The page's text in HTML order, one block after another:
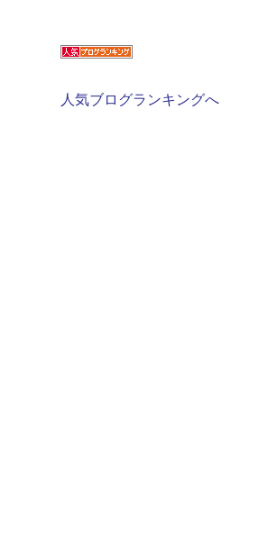
人気ブログランキングへ